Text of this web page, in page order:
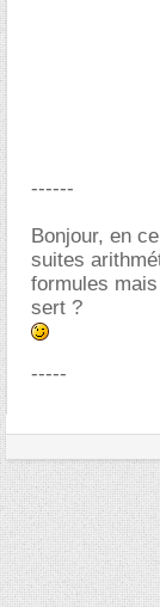
------
Bonjour, en
suites
formules
sert ?
-----